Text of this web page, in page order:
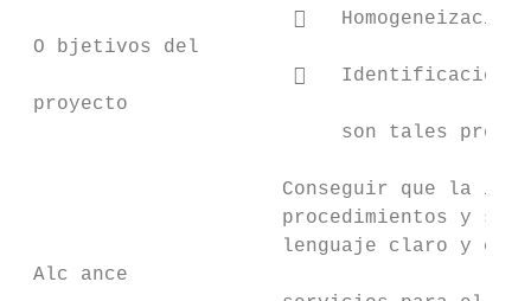

O bjetivos del
   Identificación
proyecto
son tales
Conseguir que la
procedimientos y
lenguaje claro y
Alc ance